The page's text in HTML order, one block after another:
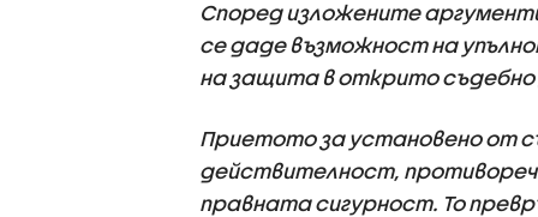
Според изложените
се даде възможност на
на защита в открито съдебно
Приетото за установено от
действителност,
правната сигурност. То